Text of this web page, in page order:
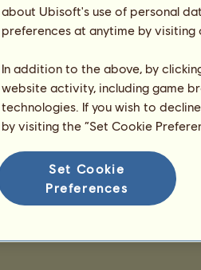
about Ubisoft's use of personal
preferences at anytime by
In addition to the above, by
website activity, including game
technologies. If you wish to
by visiting the “Set Cookie
Set Cookie
Preferences